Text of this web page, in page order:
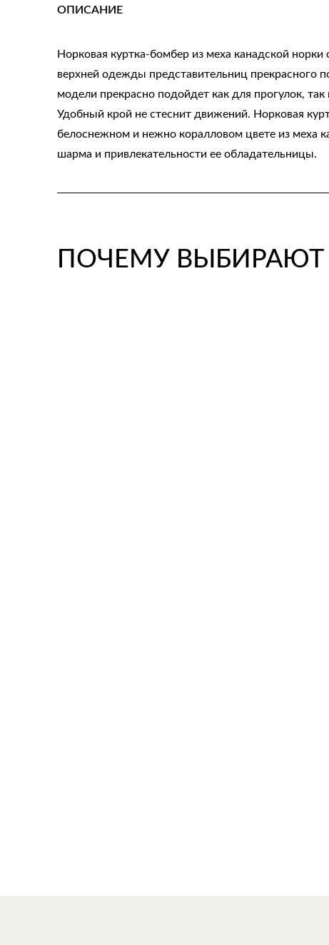
ОПИСАНИЕ
Норковая куртка-бомбер из меха канадской
верхней одежды представительниц прекрасного
модели прекрасно подойдет как для прогулок,
Удобный крой не стеснит движений. Норковая
белоснежном и нежно коралловом цвете из меха
шарма и привлекательности ее обладательницы.
ПОЧЕМУ ВЫБИРАЮТ